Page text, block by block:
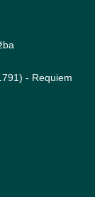
- Requiem